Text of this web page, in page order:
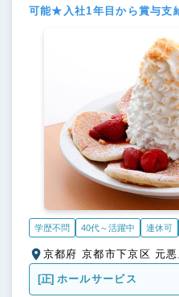
可能★入社1年目から賞与支
学歴不問 40代～活躍中 連休可
京都府 京都市下京区 元悪王子町東洞院通四条下る元悪
王子町
[正] ホールサービス